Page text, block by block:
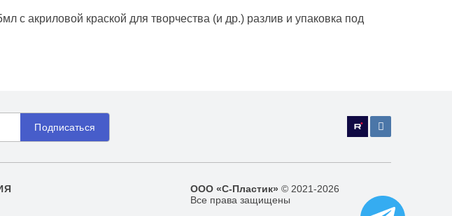
с акриловой краской для творчества (и др.) разлив и упаковка под
Подписаться
ООО «С-Пластик» © 2021-2026
Все права защищены